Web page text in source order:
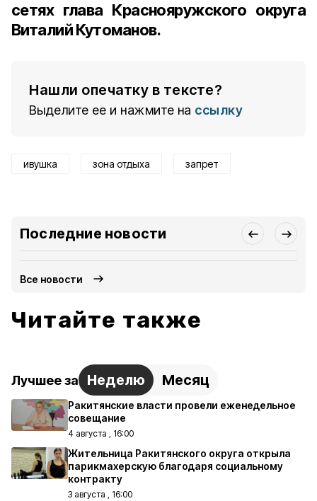
сетях глава Краснояружского округа
Виталий Кутоманов.
Нашли опечатку в тексте?
Выделите ее и нажмите на ссылку
ивушка зона отдыха запрет
Последние новости
Все новости
Читайте также
Лучшее за Неделю Месяц
Ракитянские власти провели еженедельное
совещание
4 августа , 16:00
Жительница Ракитянского округа открыла
парикмахерскую благодаря социальному
контракту
3 августа , 16:00